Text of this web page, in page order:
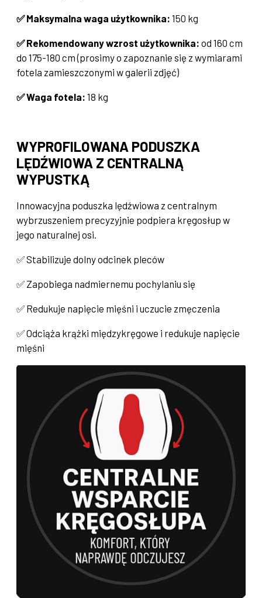
✅ Maksymalna waga użytkownika: 150 kg
✅ Rekomendowany wzrost użytkownika: od 160 cm
do 175-180 cm (prosimy o zapoznanie się z wymiarami
fotela zamieszczonymi w galerii zdjęć)
✅ Waga fotela: 18 kg
WYPROFILOWANA PODUSZKA
LĘDŹWIOWA Z CENTRALNĄ
WYPUSTKĄ
Innowacyjna poduszka lędźwiowa z centralnym
wybrzuszeniem precyzyjnie podpiera kręgosłup w
jego naturalnej osi.
✅ Stabilizuje dolny odcinek pleców
✅ Zapobiega nadmiernemu pochylaniu się
✅ Redukuje napięcie mięśni i uczucie zmęczenia
✅ Odciąża krążki międzykręgowe i redukuje napięcie
mięśni